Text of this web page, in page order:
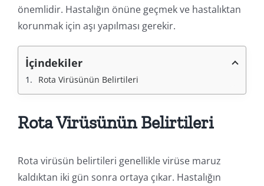
önemlidir. Hastalığın önüne geçmek ve hastalıktan
korunmak için aşı yapılması gerekir.
İçindekiler
Rota Virüsünün Belirtileri
Rota Virüsünün Belirtileri
Rota virüsün belirtileri genellikle virüse maruz
kaldıktan iki gün sonra ortaya çıkar. Hastalığın